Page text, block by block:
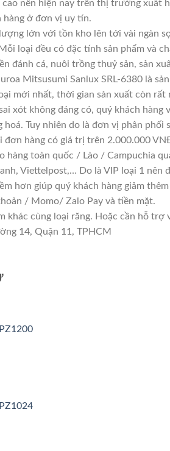
nên hiện nay trên thị trường xuất
hàng ở đơn vị uy tín.
lớn với tồn kho lên tới vài ngàn
loại đều có đặc tính sản phẩm và
đánh cá, nuôi trồng thuỷ sản, sản
Mitsusumi Sanlux SRL-6380 là
mới nhất, thời gian sản xuất còn
xót không đáng có, quý khách
hoá. Tuy nhiên do là đơn vị phân
hàng có giá trị trên 2.000.000
hàng toàn quốc / Lào / Campuchia
Viettelpost,… Do là VIP loại 1
hơn giúp quý khách hàng giảm
/ Momo/ Zalo Pay và tiền mặt.
khác cùng loại răng. Hoặc cần hỗ
14, Quận 11, TPHCM